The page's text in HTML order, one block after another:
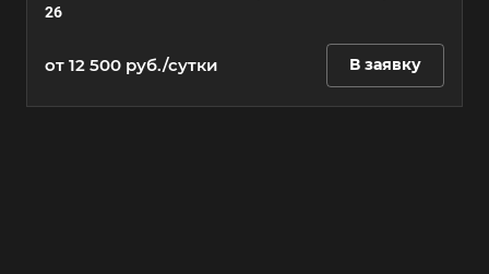
26
от 12 500 руб./сутки В заявку